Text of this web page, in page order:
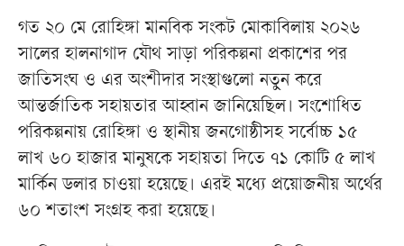
গত ২০ মে রোহিঙ্গা মানবিক সংকট মোকাবিলায় ২০২৬
সালের হালনাগাদ যৌথ সাড়া পরিকল্পনা প্রকাশের পর
জাতিসংঘ ও এর অংশীদার সংস্থাগুলো নতুন করে
আন্তর্জাতিক সহায়তার আহ্বান জানিয়েছিল। সংশোধিত
পরিকল্পনায় রোহিঙ্গা ও স্থানীয় জনগোষ্ঠীসহ সর্বোচ্চ ১৫
লাখ ৬০ হাজার মানুষকে সহায়তা দিতে ৭১ কোটি ৫ লাখ
মার্কিন ডলার চাওয়া হয়েছে। এরই মধ্যে প্রয়োজনীয় অর্থের
৬০ শতাংশ সংগ্রহ করা হয়েছে।